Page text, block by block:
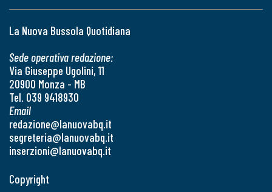
La Nuova Bussola Quotidiana
Sede operativa redazione:
Via Giuseppe Ugolini, 11
20900 Monza - MB
Tel. 039 9418930
Email
redazione@lanuovabq.it
segreteria@lanuovabq.it
inserzioni@lanuovabq.it
Copyright